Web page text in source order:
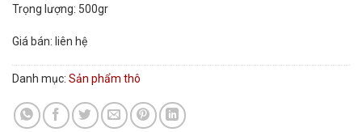
Trọng lượng: 500gr
Giá bán: liên hệ
Danh mục: Sản phẩm thô